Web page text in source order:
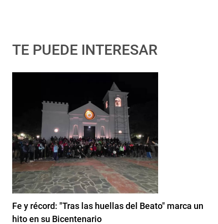
TE PUEDE INTERESAR
Fe y récord: "Tras las huellas del Beato" marca un
hito en su Bicentenario